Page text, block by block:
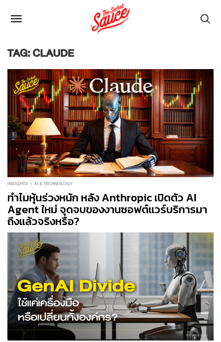
TAG: CLAUDE
INSIGHTS AI & TECHNOLOGY
ทำไมหุ้นร่วงหนัก หลัง Anthropic เปิดตัว AI
Agent ใหม่ จุดจบของงานซอฟต์แวร์บริการมา
ถึงแล้วจริงหรือ?